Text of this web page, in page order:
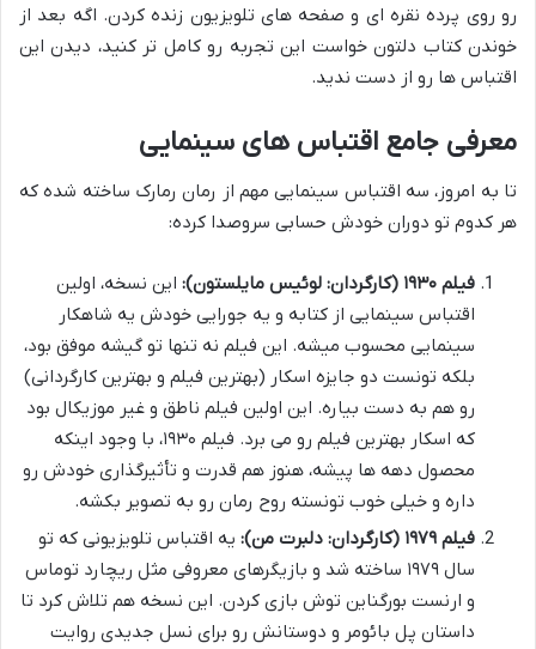
رو روی پرده نقره ای و صفحه های تلویزیون زنده کردن. اگه بعد از
خوندن کتاب دلتون خواست این تجربه رو کامل تر کنید، دیدن این
اقتباس ها رو از دست ندید.
معرفی جامع اقتباس های سینمایی
تا به امروز، سه اقتباس سینمایی مهم از رمان رمارک ساخته شده که
هر کدوم تو دوران خودش حسابی سروصدا کرده:
فیلم ۱۹۳۰ (کارگردان: لوئیس مایلستون):
این نسخه، اولین
اقتباس سینمایی از کتابه و یه جورایی خودش یه شاهکار
سینمایی محسوب میشه. این فیلم نه تنها تو گیشه موفق بود،
بلکه تونست دو جایزه اسکار (بهترین فیلم و بهترین کارگردانی)
رو هم به دست بیاره. این اولین فیلم ناطق و غیر موزیکال بود
که اسکار بهترین فیلم رو می برد. فیلم ۱۹۳۰، با وجود اینکه
محصول دهه ها پیشه، هنوز هم قدرت و تأثیرگذاری خودش رو
داره و خیلی خوب تونسته روح رمان رو به تصویر بکشه.
فیلم ۱۹۷۹ (کارگردان: دلبرت من):
یه اقتباس تلویزیونی که تو
سال ۱۹۷۹ ساخته شد و بازیگرهای معروفی مثل ریچارد توماس
و ارنست بورگناین توش بازی کردن. این نسخه هم تلاش کرد تا
داستان پل بائومر و دوستانش رو برای نسل جدیدی روایت